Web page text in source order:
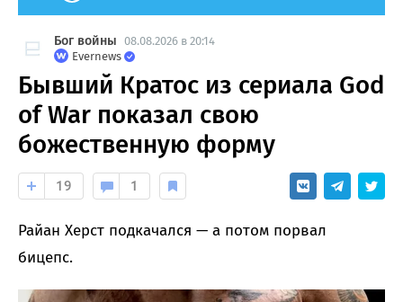
Бог войны 08.08.2026 в 20:14
Evernews
Бывший Кратос из сериала God
of War показал свою
божественную форму
19 1
Райан Херст подкачался — а потом порвал
бицепс.